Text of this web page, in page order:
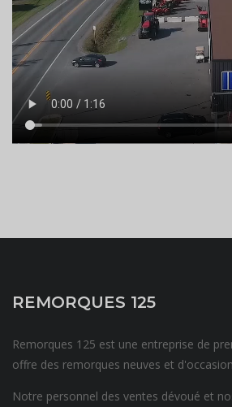
REMORQUES 125
Remorques 125 est une entreprise de
offre des remorques neuves et
Notre personnel des ventes dévoué et